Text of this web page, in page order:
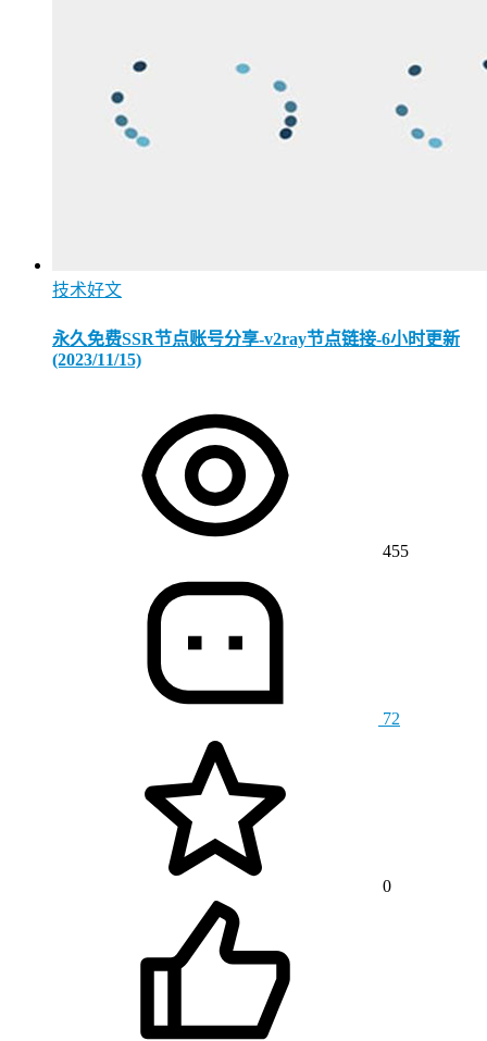
技术好文
永久免费SSR节点账号分享-v2ray节点链接-6小时更新
(2023/11/15)
455
72
0